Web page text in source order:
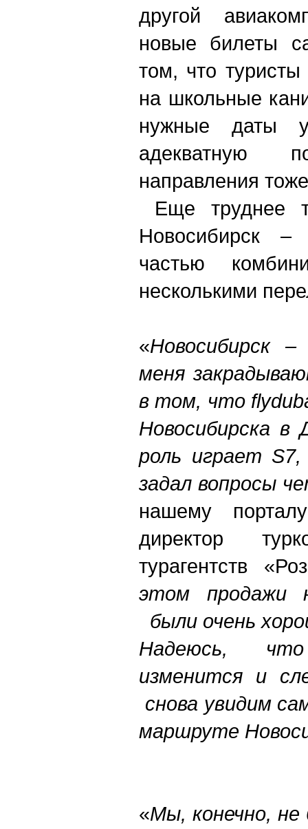
другой
новые билеты
том, что туристы
на школьные
нужные даты
адекватную
направления
Еще труднее
Новосибирск
частью
несколькими
«Новосибирск
меня
в том, что
Новосибирска в
роль играет
задал вопросы
нашему
директор
турагентств
этом продажи
были очень
Надеюсь,
изменится и
снова увидим
маршруте
«Мы, конечно,